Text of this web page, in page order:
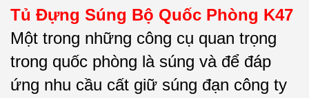
Tủ Đựng Súng Bộ Quốc Phòng K47
Một trong những công cụ quan trọng
trong quốc phòng là súng và để đáp
ứng nhu cầu cất giữ súng đạn công ty